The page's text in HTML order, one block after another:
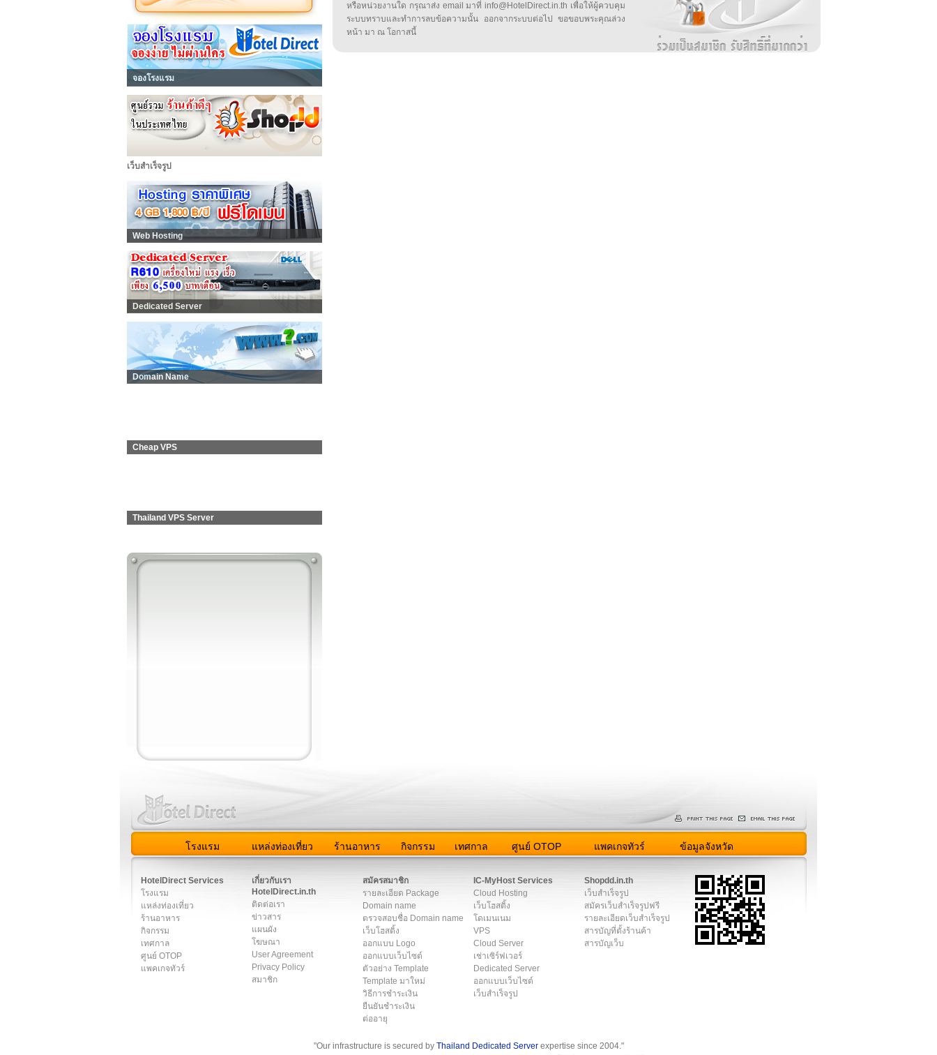
จองโรงแรม
เว็บสำเร็จรูป
Web Hosting
Dedicated Server
Domain Name
Cheap VPS
Thailand VPS Server
หรือหน่วยงานใด กรุณาส่ง email มาที่ info@HotelDirect.in.th เพื่อให้ผู้ควบคุม
ระบบทราบและทำการลบข้อความนั้น ออกจากระบบต่อไป ขอขอบพระคุณล่วง
หน้า มา ณ โอกาสนี้
โรงแรม แหล่งท่องเที่ยว ร้านอาหาร กิจกรรม เทศกาล ศูนย์ OTOP แพคเกจทัวร์ ข้อมูลจังหวัด
HotelDirect Services
โรงแรม
แหล่งท่องเที่ยว
ร้านอาหาร
กิจกรรม
เทศกาล
ศูนย์ OTOP
แพคเกจทัวร์
เกี่ยวกับเรา
HotelDirect.in.th
ติดต่อเรา
ข่าวสาร
แผนผัง
โฆษณา
User Agreement
Privacy Policy
สมาชิก
สมัครสมาชิก
รายละเอียด Package
Domain name
ตรวจสอบชื่อ Domain name
เว็บโฮสติ้ง
ออกแบบ Logo
ออกแบบเว็บไซต์
ตัวอย่าง Template
Template มาใหม่
วิธีการชำระเงิน
ยืนยันชำระเงิน
ต่ออายุ
IC-MyHost Services
Cloud Hosting
เว็บโฮสติ้ง
โดเมนเนม
VPS
Cloud Server
เช่าเซิร์ฟเวอร์
Dedicated Server
ออกแบบเว็บไซต์
เว็บสำเร็จรูป
Shopdd.in.th
เว็บสำเร็จรูป
สมัครเว็บสำเร็จรูปฟรี
รายละเอียดเว็บสำเร็จรูป
สารบัญที่ตั้งร้านค้า
สารบัญเว็บ
"Our infrastructure is secured by Thailand Dedicated Serverexpertise since 2004."